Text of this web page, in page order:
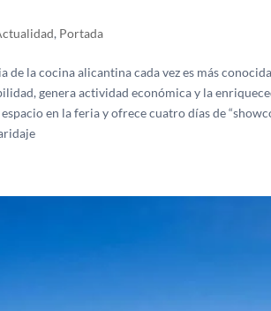
, Portada
de la cocina alicantina cada vez es más
genera actividad económica y la
en la feria y ofrece cuatro días de